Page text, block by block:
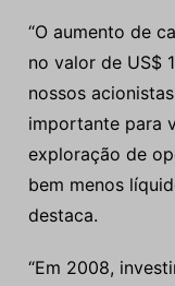
“O aumento de
no valor de US$
nossos
importante para
exploração de
bem menos
destaca.
“Em 2008,